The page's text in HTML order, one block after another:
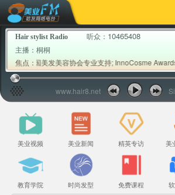
Hair stylist Radio 听众： 10465408
主播：桐桐
焦点：
信感谢中国美发美容协会专业支持; InnoCosme
www.hair8.net
美业视频 美业新闻 精英专访 美
教育学院 时尚发型 免费课程